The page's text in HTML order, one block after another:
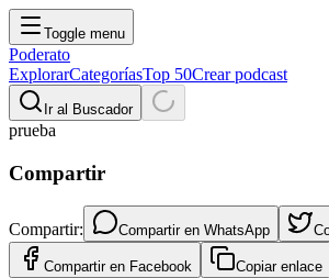
Toggle menu
Poderato
ExplorarCategoríasTop 50Crear podcast
Ir al Buscador
prueba
Compartir
Compartir: Compartir en WhatsApp
Compartir en Facebook Copiar enlace